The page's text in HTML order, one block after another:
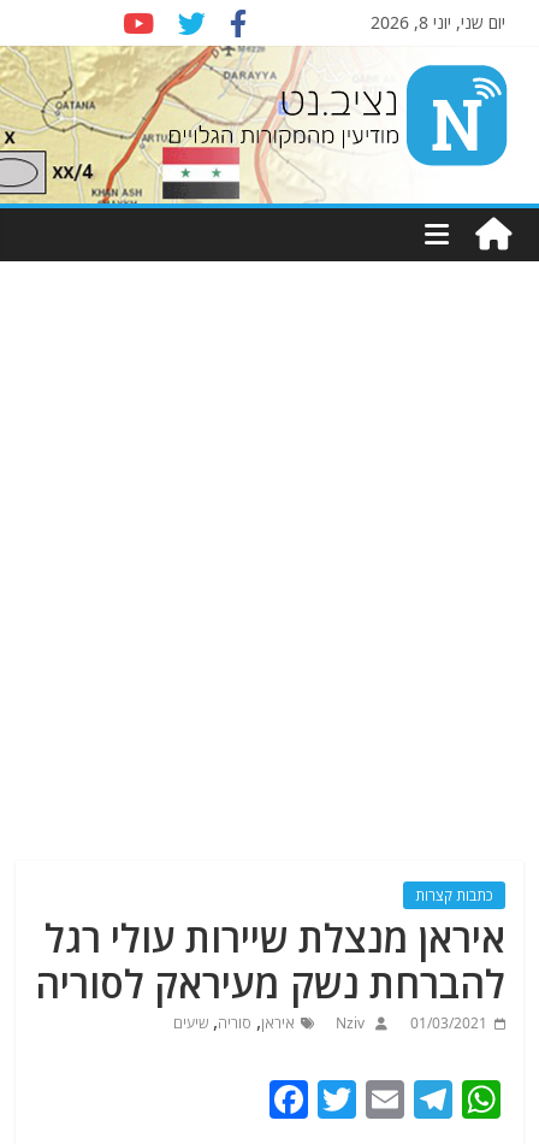
יום שני, יוני 8, 2026
Nziv.net
מודיעין
מהמקורות
כתבות קצרות
איראן מנצלת שיירות עולי רגל
להברחת נשק מעיראק לסוריה
01/03/2021
Nziv איראן, סוריה,שיעים
W
T
E
T